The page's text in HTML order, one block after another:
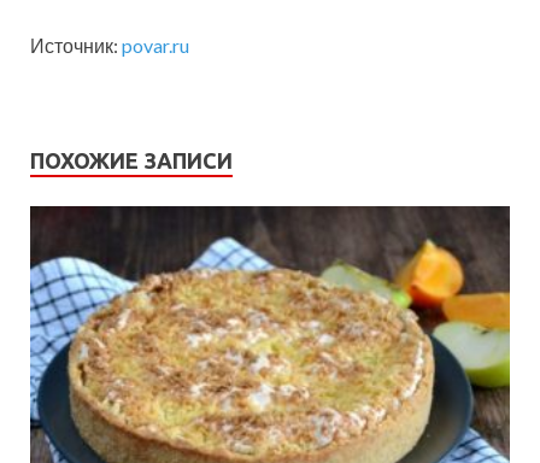
Источник: povar.ru
ПОХОЖИЕ ЗАПИСИ